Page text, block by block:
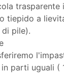
trasparente
tiepido a
pile).
parti uguali (